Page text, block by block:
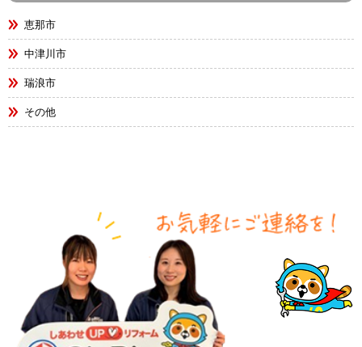
恵那市
中津川市
瑞浪市
その他